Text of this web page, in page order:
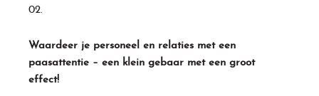
02.
Waardeer je personeel en relaties met een
paasattentie – een klein gebaar met een groot
effect!